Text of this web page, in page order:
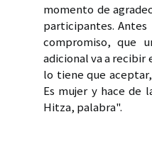
momento de
participantes.
compromiso, que
adicional va a recibir
lo tiene que
Es mujer y hace de
Hitza, palabra".